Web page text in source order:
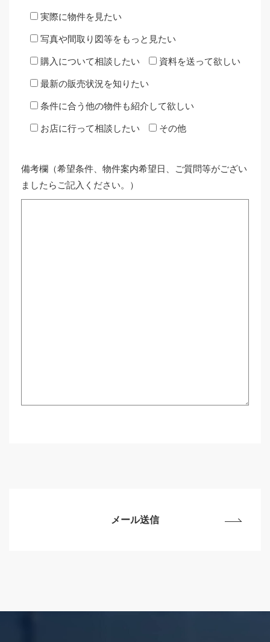
実際に物件を見たい
写真や間取り図等をもっと見たい
購入について相談したい 資料を送って欲しい
最新の販売状況を知りたい
条件に合う他の物件も紹介して欲しい
お店に行って相談したい その他
備考欄（希望条件、物件案内希望日、ご質問等がござい
ましたらご記入ください。）